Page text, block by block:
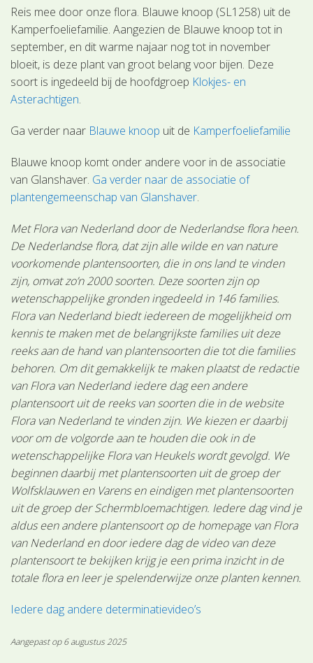
Reis mee door onze flora. Blauwe knoop (SL1258) uit de
Kamperfoeliefamilie. Aangezien de Blauwe knoop tot in
september, en dit warme najaar nog tot in november
bloeit, is deze plant van groot belang voor bijen. Deze
soort is ingedeeld bij de hoofdgroep Klokjes- en
Asterachtigen.
Ga verder naar Blauwe knoop uit de Kamperfoeliefamilie
Blauwe knoop komt onder andere voor in de associatie
van Glanshaver. Ga verder naar de associatie of
plantengemeenschap van Glanshaver.
Met Flora van Nederland door de Nederlandse flora heen.
De Nederlandse flora, dat zijn alle wilde en van nature
voorkomende plantensoorten, die in ons land te vinden
zijn, omvat zo’n 2000 soorten. Deze soorten zijn op
wetenschappelijke gronden ingedeeld in 146 families.
Flora van Nederland biedt iedereen de mogelijkheid om
kennis te maken met de belangrijkste families uit deze
reeks aan de hand van plantensoorten die tot die families
behoren. Om dit gemakkelijk te maken plaatst de redactie
van Flora van Nederland iedere dag een andere
plantensoort uit de reeks van soorten die in de website
Flora van Nederland te vinden zijn. We kiezen er daarbij
voor om de volgorde aan te houden die ook in de
wetenschappelijke Flora van Heukels wordt gevolgd. We
beginnen daarbij met plantensoorten uit de groep der
Wolfsklauwen en Varens en eindigen met plantensoorten
uit de groep der Schermbloemachtigen. Iedere dag vind je
aldus een andere plantensoort op de homepage van Flora
van Nederland en door iedere dag de video van deze
plantensoort te bekijken krijg je een prima inzicht in de
totale flora en leer je spelenderwijze onze planten kennen.
Iedere dag andere determinatievideo’s
Aangepast op 6 augustus 2025